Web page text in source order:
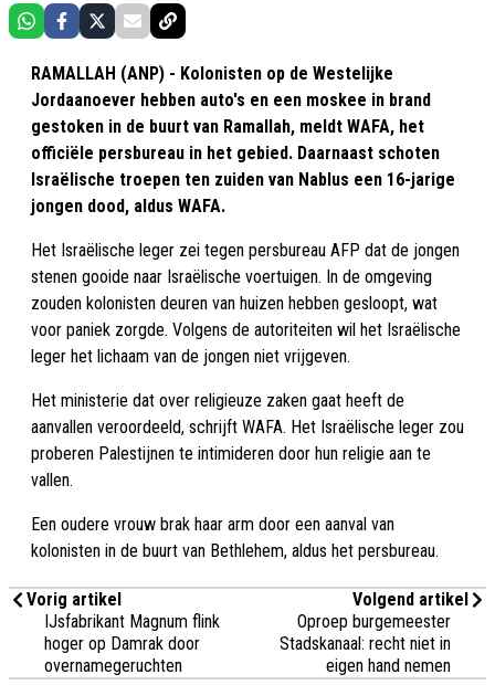
RAMALLAH (ANP) - Kolonisten op de Westelijke
Jordaanoever hebben auto's en een moskee in brand
gestoken in de buurt van Ramallah, meldt WAFA, het
officiële persbureau in het gebied. Daarnaast schoten
Israëlische troepen ten zuiden van Nablus een 16-jarige
jongen dood, aldus WAFA.
Het Israëlische leger zei tegen persbureau AFP dat de jongen
stenen gooide naar Israëlische voertuigen. In de omgeving
zouden kolonisten deuren van huizen hebben gesloopt, wat
voor paniek zorgde. Volgens de autoriteiten wil het Israëlische
leger het lichaam van de jongen niet vrijgeven.
Het ministerie dat over religieuze zaken gaat heeft de
aanvallen veroordeeld, schrijft WAFA. Het Israëlische leger zou
proberen Palestijnen te intimideren door hun religie aan te
vallen.
Een oudere vrouw brak haar arm door een aanval van
kolonisten in de buurt van Bethlehem, aldus het persbureau.
Vorig artikel
IJsfabrikant Magnum flink
hoger op Damrak door
overnamegeruchten
Volgend artikel
Oproep burgemeester
Stadskanaal: recht niet in
eigen hand nemen